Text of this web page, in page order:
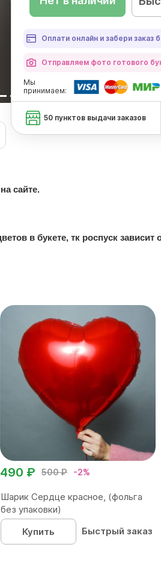
Оплати онлайн и забери заказ
Отправляем фото готового
Мы
принимаем:
50 пунктов выдачи заказов
сайте.
в букете, тк роспуск
500 ₽ -2%
490 ₽
Шарик Сердце красное, (фольга
без упаковки)
Купить
Быстрый заказ